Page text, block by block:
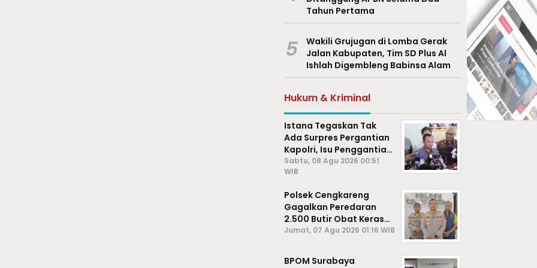
Tahun Pertama
5
Wakili Grujugan di Lomba Gerak
Jalan Kabupaten, Tim SD Plus Al
Ishlah Digembleng Babinsa Alam
Hukum & Kriminal
Istana Tegaskan Tak
Ada Surpres Pergantian
Kapolri, Isu Penggantian
Listyo Sigit Dipastikan
Hoaks
Sabtu, 08 Agu 2026 00:51
WIB
Polsek Cengkareng
Gagalkan Peredaran
2.500 Butir Obat Keras
Daftar G, Satu Pengedar
Jumat, 07 Agu 2026 01:16 WIB
BPOM Surabaya